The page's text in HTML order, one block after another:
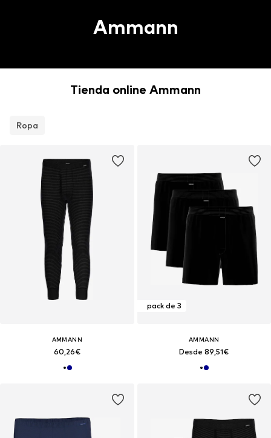
Ammann
Tienda online Ammann
Ropa
AMMANN
60,26€
pack de 3
AMMANN
Desde 89,51€